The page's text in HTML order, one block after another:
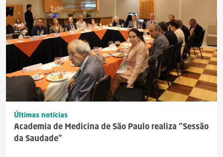
Últimas notícias
Academia de Medicina de São Paulo realiza “Sessão
da Saudade”